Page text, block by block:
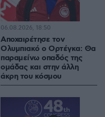
Αποχαιρέτησε τον
Ολυμπιακό ο Ορτέγκα: Θα
παραμείνω οπαδός της
ομάδας και στην άλλη
άκρη του κόσμου
06.08.2026, 18:50